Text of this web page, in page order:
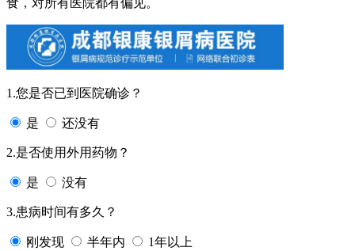
1.您是否已到医院确诊？
是 还没有
2.是否使用外用药物？
是 没有
3.患病时间有多久？
刚发现 半年内 1年以上